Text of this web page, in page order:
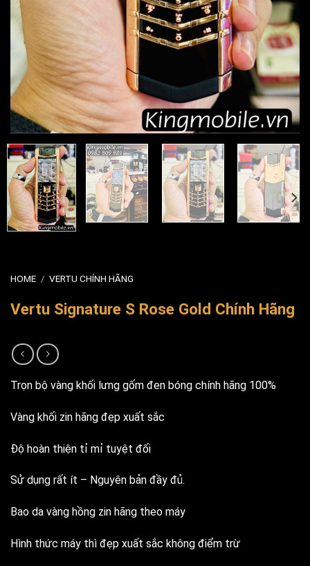
HOME / VERTU CHÍNH HÃNG
Vertu Signature S Rose Gold Chính Hãng
Trọn bộ vàng khối lưng gốm đen bóng chính hãng 100%
Vàng khối zin hãng đẹp xuất sắc
Độ hoàn thiện tỉ mỉ tuyệt đối
Sử dụng rất ít – Nguyên bản đầy đủ.
Bao da vàng hồng zin hãng theo máy
Hình thức máy thì đẹp xuất sắc không điểm trừ